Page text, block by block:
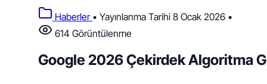
Haberler • Yayınlanma Tarihi 8 Ocak 2026 •
614 Görüntülenme
Google 2026 Çekirdek Algoritma